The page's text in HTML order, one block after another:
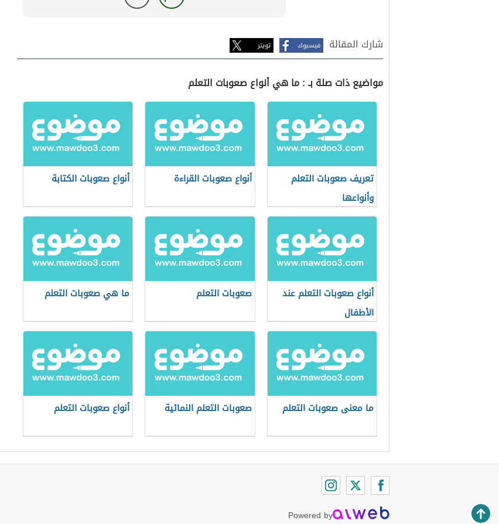
شارك المقالة فيسبوك تويتر
مواضيع ذات صلة بـ : ما هي أنواع صعوبات التعلم
تعريف صعوبات التعلم
وأنواعها
أنواع صعوبات القراءة أنواع صعوبات الكتابة
أنواع صعوبات التعلم عند
الأطفال
صعوبات التعلم ما هي صعوبات التعلم
ما معنى صعوبات التعلم صعوبات التعلم النمائية أنواع صعوبات التعلم
Powered by